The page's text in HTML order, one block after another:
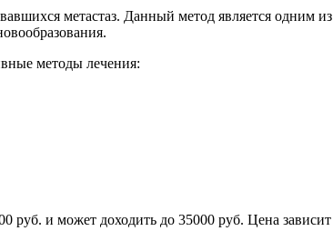
метастаз. Данный метод является одним
методы лечения:
руб. и может доходить до 35000 руб. Цена